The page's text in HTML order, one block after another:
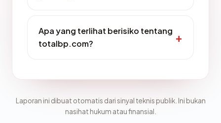
Apa yang terlihat berisiko tentang
totalbp.com?
Laporan ini dibuat otomatis dari sinyal teknis publik. Ini bukan
nasihat hukum atau finansial.